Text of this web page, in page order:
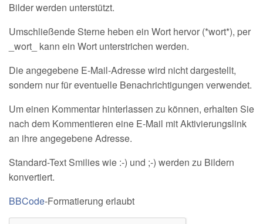
Bilder werden unterstützt.
Umschließende Sterne heben ein Wort hervor (*wort*), per
_wort_ kann ein Wort unterstrichen werden.
Die angegebene E-Mail-Adresse wird nicht dargestellt,
sondern nur für eventuelle Benachrichtigungen verwendet.
Um einen Kommentar hinterlassen zu können, erhalten Sie
nach dem Kommentieren eine E-Mail mit Aktivierungslink
an ihre angegebene Adresse.
Standard-Text Smilies wie :-) und ;-) werden zu Bildern
konvertiert.
BBCode-Formatierung erlaubt